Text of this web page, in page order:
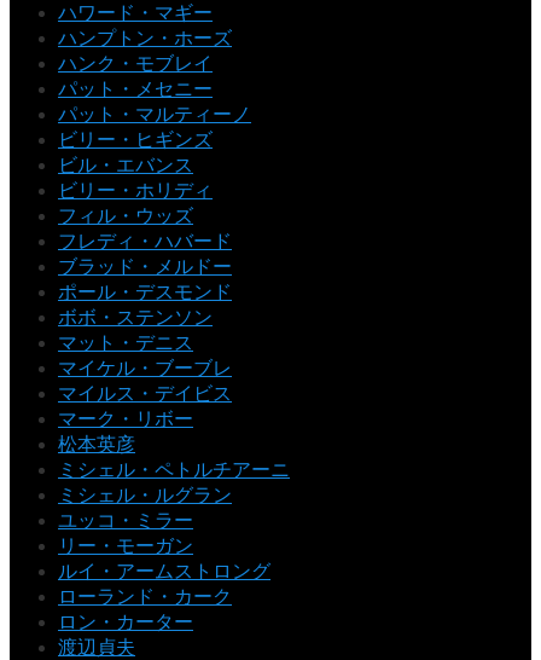
ハワード・マギー
ハンプトン・ホーズ
ハンク・モブレイ
パット・メセニー
パット・マルティーノ
ビリー・ヒギンズ
ビル・エバンス
ビリー・ホリディ
フィル・ウッズ
フレディ・ハバード
ブラッド・メルドー
ポール・デスモンド
ボボ・ステンソン
マット・デニス
マイケル・ブーブレ
マイルス・デイビス
マーク・リボー
松本英彦
ミシェル・ペトルチアーニ
ミシェル・ルグラン
ユッコ・ミラー
リー・モーガン
ルイ・アームストロング
ローランド・カーク
ロン・カーター
渡辺貞夫